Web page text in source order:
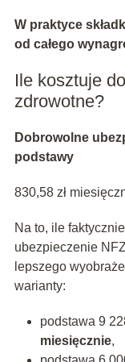
W praktyce
od całego
Ile kosztuje
zdrowotne?
Dobrowolne
podstawy
830,58 zł
Na to, ile
ubezpieczenie
lepszego
warianty:
podstawa 9
miesięcznie,